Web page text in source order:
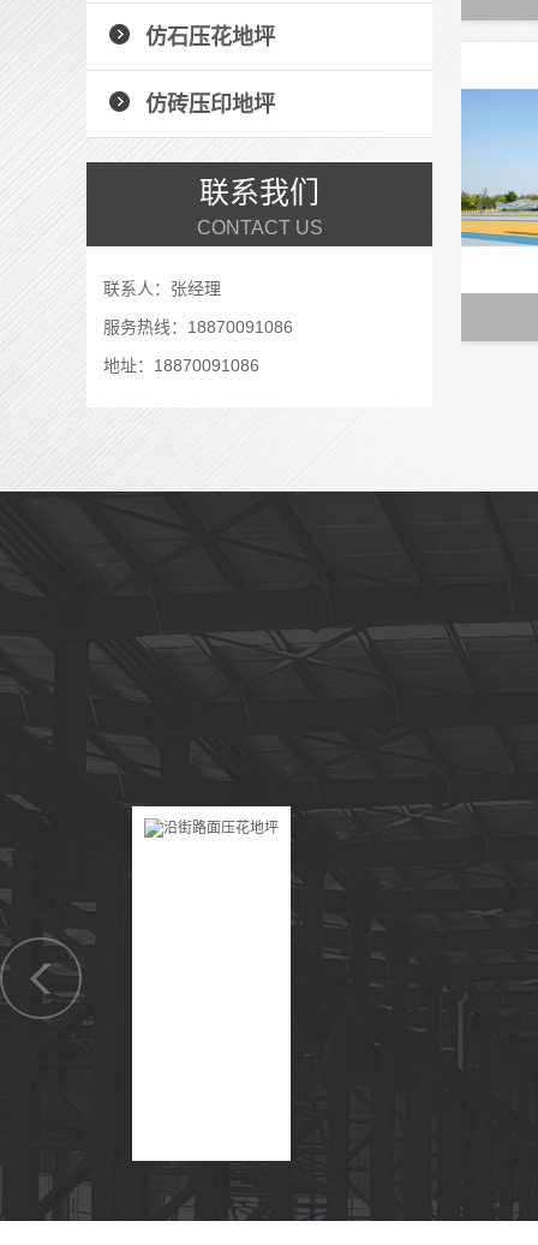
仿石压花地坪
仿砖压印地坪
联系我们
CONTACT US
联系人：张经理
服务热线：18870091086
地址：18870091086